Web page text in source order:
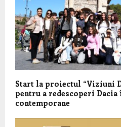
Start la proiectul “Viziuni
pentru a redescoperi Dacia
contemporane